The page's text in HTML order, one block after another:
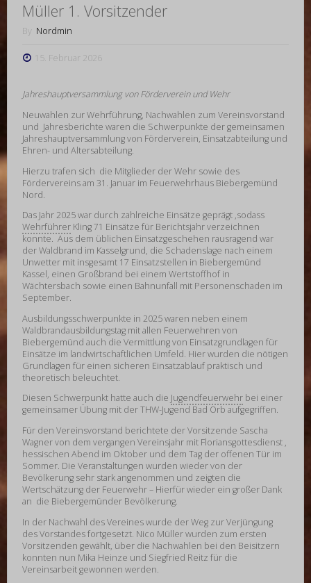
Müller 1. Vorsitzender
By Nordmin
15. Februar 2026
Jahreshauptversammlung von Förderverein und Wehr
Neuwahlen zur Wehrführung, Nachwahlen zum Vereinsvorstand
und Jahresberichte waren die Schwerpunkte der gemeinsamen
Jahreshauptversammlung von Förderverein, Einsatzabteilung und
Ehren- und Altersabteilung.
Hierzu trafen sich die Mitglieder der Wehr sowie des
Fördervereins am 31. Januar im Feuerwehrhaus Biebergemünd
Nord.
Das Jahr 2025 war durch zahlreiche Einsätze geprägt ,sodass
Wehrführer Kling 71 Einsätze für Berichtsjahr verzeichnen
konnte. Aus dem üblichen Einsatzgeschehen rausragend war
der Waldbrand im Kasselgrund, die Schadenslage nach einem
Unwetter mit insgesamt 17 Einsatzstellen in Biebergemünd
Kassel, einen Großbrand bei einem Wertstoffhof in
Wächtersbach sowie einen Bahnunfall mit Personenschaden im
September.
Ausbildungsschwerpunkte in 2025 waren neben einem
Waldbrandausbildungstag mit allen Feuerwehren von
Biebergemünd auch die Vermittlung von Einsatzgrundlagen für
Einsätze im landwirtschaftlichen Umfeld. Hier wurden die nötigen
Grundlagen für einen sicheren Einsatzablauf praktisch und
theoretisch beleuchtet.
Diesen Schwerpunkt hatte auch die Jugendfeuerwehr bei einer
gemeinsamer Übung mit der THW-Jugend Bad Orb aufgegriffen.
Für den Vereinsvorstand berichtete der Vorsitzende Sascha
Wagner von dem vergangen Vereinsjahr mit Floriansgottesdienst ,
hessischen Abend im Oktober und dem Tag der offenen Tür im
Sommer. Die Veranstaltungen wurden wieder von der
Bevölkerung sehr stark angenommen und zeigten die
Wertschätzung der Feuerwehr – Hierfür wieder ein großer Dank
an die Biebergemünder Bevölkerung.
In der Nachwahl des Vereines wurde der Weg zur Verjüngung
des Vorstandes fortgesetzt. Nico Müller wurden zum ersten
Vorsitzenden gewählt, über die Nachwahlen bei den Beisitzern
konnten nun Mika Heinze und Siegfried Reitz für die
Vereinsarbeit gewonnen werden.